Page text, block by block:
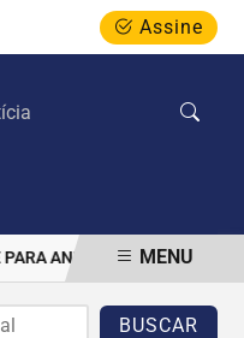
Assine
ANULAR PROIBIÇÃO DE
MENU
BUSCAR